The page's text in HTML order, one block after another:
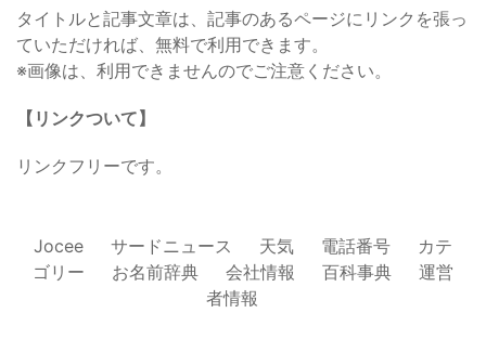
タイトルと記事文章は、記事のあるページにリンクを張っ
ていただければ、無料で利用できます。
※画像は、利用できませんのでご注意ください。
【リンクついて】
リンクフリーです。
Jocee サードニュース 天気 電話番号
カテ
ゴリー
お名前辞典 会社情報 百科事典
運営
者情報